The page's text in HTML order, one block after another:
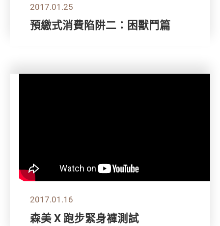
2017.01.25
預繳式消費陷阱二：困獸鬥篇
2017.01.16
森美 X 跑步緊身褲測試